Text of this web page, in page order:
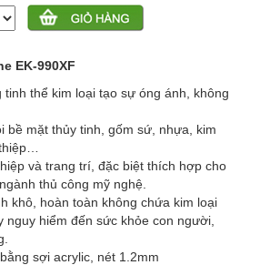
EK-990XF
thể kim loại tạo sự óng ánh, không
bề mặt thủy tinh, gốm sứ, nhựa, kim
và trang trí, đặc biệt thích hợp cho
thủ công mỹ nghệ.
khô, hoàn toàn không chứa kim loại
nguy hiểm đến sức khỏe con người,
sợi acrylic, nét 1.2mm